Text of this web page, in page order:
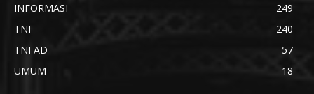
INFORMASI
249
TNI
240
TNI AD
57
UMUM
18